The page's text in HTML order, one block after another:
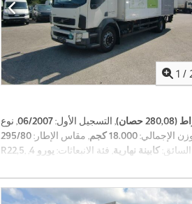
1 /
, التسجيل الأول:06/2007, نوع
الإجمالي:18.000 كجم , مقاس الإطار:295/80
R22,5
السائق: كابينة نهارية, فئة الانبعاثات: يورو 4
,
كمبيوتر على متن المركبة, مثبت السرعة, نظام
الفرامل المانعة للانغلاق (ABS),